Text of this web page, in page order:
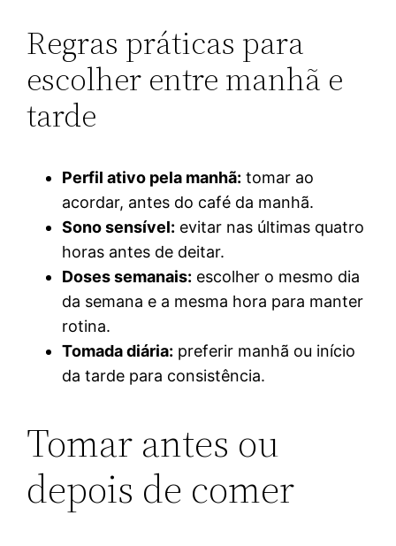
Regras práticas para
escolher entre manhã e
tarde
Perfil ativo pela manhã: tomar ao
acordar, antes do café da manhã.
Sono sensível: evitar nas últimas quatro
horas antes de deitar.
Doses semanais: escolher o mesmo dia
da semana e a mesma hora para manter
rotina.
Tomada diária: preferir manhã ou início
da tarde para consistência.
Tomar antes ou
depois de comer